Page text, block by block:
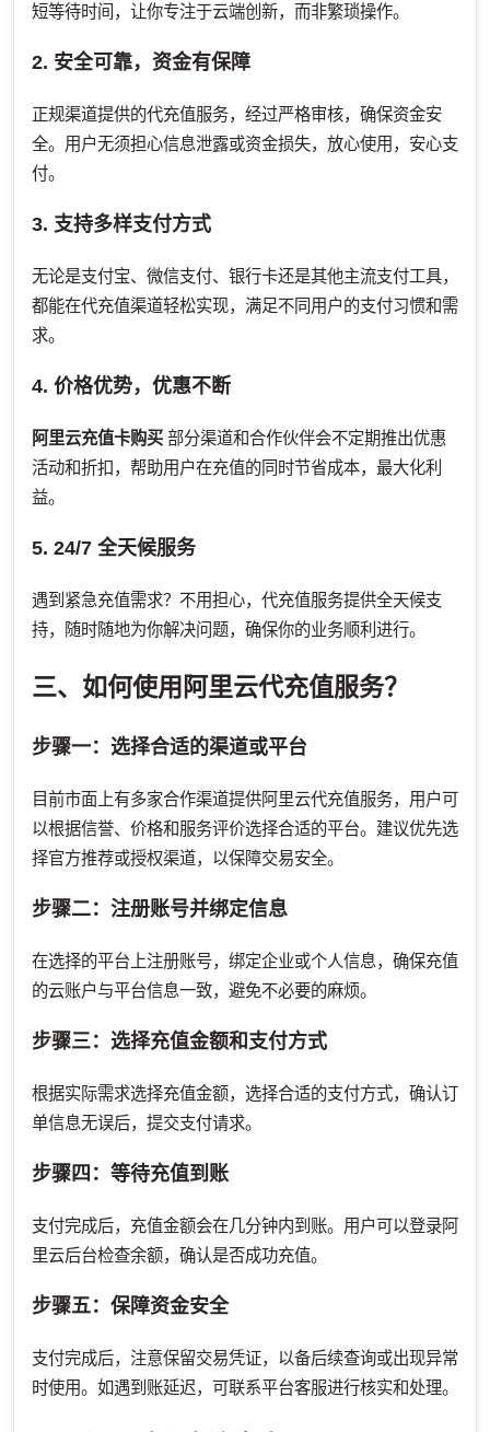
短等待时间，让你专注于云端创新，而非繁琐操作。
2. 安全可靠，资金有保障
正规渠道提供的代充值服务，经过严格审核，确保资金安
全。用户无须担心信息泄露或资金损失，放心使用，安心支
付。
3. 支持多样支付方式
无论是支付宝、微信支付、银行卡还是其他主流支付工具，
都能在代充值渠道轻松实现，满足不同用户的支付习惯和需
求。
4. 价格优势，优惠不断
阿里云充值卡购买 部分渠道和合作伙伴会不定期推出优惠
活动和折扣，帮助用户在充值的同时节省成本，最大化利
益。
5. 24/7 全天候服务
遇到紧急充值需求？不用担心，代充值服务提供全天候支
持，随时随地为你解决问题，确保你的业务顺利进行。
三、如何使用阿里云代充值服务？
步骤一：选择合适的渠道或平台
目前市面上有多家合作渠道提供阿里云代充值服务，用户可
以根据信誉、价格和服务评价选择合适的平台。建议优先选
择官方推荐或授权渠道，以保障交易安全。
步骤二：注册账号并绑定信息
在选择的平台上注册账号，绑定企业或个人信息，确保充值
的云账户与平台信息一致，避免不必要的麻烦。
步骤三：选择充值金额和支付方式
根据实际需求选择充值金额，选择合适的支付方式，确认订
单信息无误后，提交支付请求。
步骤四：等待充值到账
支付完成后，充值金额会在几分钟内到账。用户可以登录阿
里云后台检查余额，确认是否成功充值。
步骤五：保障资金安全
支付完成后，注意保留交易凭证，以备后续查询或出现异常
时使用。如遇到账延迟，可联系平台客服进行核实和处理。